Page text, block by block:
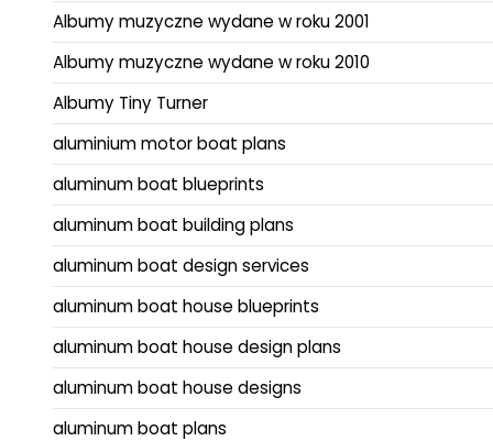
Albumy muzyczne wydane w roku 2001
Albumy muzyczne wydane w roku 2010
Albumy Tiny Turner
aluminium motor boat plans
aluminum boat blueprints
aluminum boat building plans
aluminum boat design services
aluminum boat house blueprints
aluminum boat house design plans
aluminum boat house designs
aluminum boat plans